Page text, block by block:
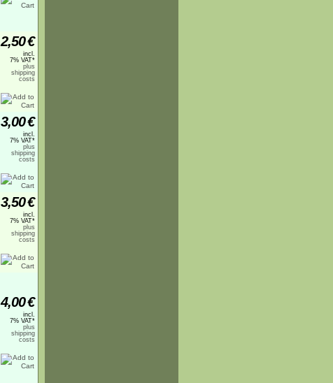
2,50€
incl.
7% VAT*
plus
shipping
costs
3,00€
incl.
7% VAT*
plus
shipping
costs
3,50€
incl.
7% VAT*
plus
shipping
costs
4,00€
incl.
7% VAT*
plus
shipping
costs